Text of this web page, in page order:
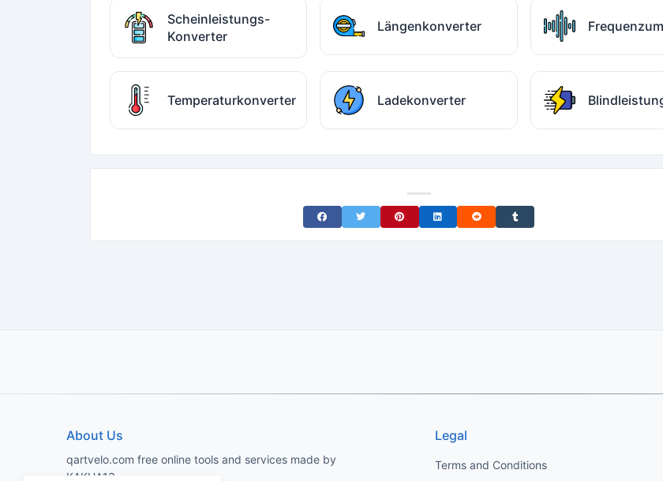
Scheinleistungs-
Konverter
Längenkonverter
Temperaturkonverter Ladekonverter
Share on Facebook
Share on TwitterShare on Pinterest
Share on LinkedIn
Share on RedditShare on Tumblr
About Us
qartvelo.com free online tools and services made by
KAKHA13
Legal
Terms and Conditions